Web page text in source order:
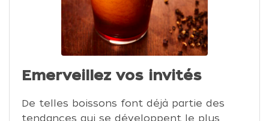
Emerveillez vos invités
De telles boissons font déjà partie des
tendances qui se développent le plus